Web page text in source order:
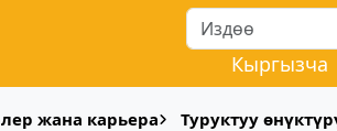
Кыргызча
жана карьера Туруктуу